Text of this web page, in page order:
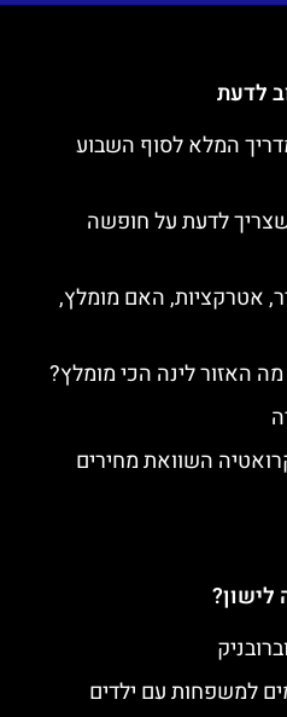
לדעת
המלא לסוף השבוע
לדעת על חופשה
אטרקציות, האם מומלץ,
האזור לינה הכי מומלץ?
השוואת מחירים
לישון?
למשפחות עם ילדים